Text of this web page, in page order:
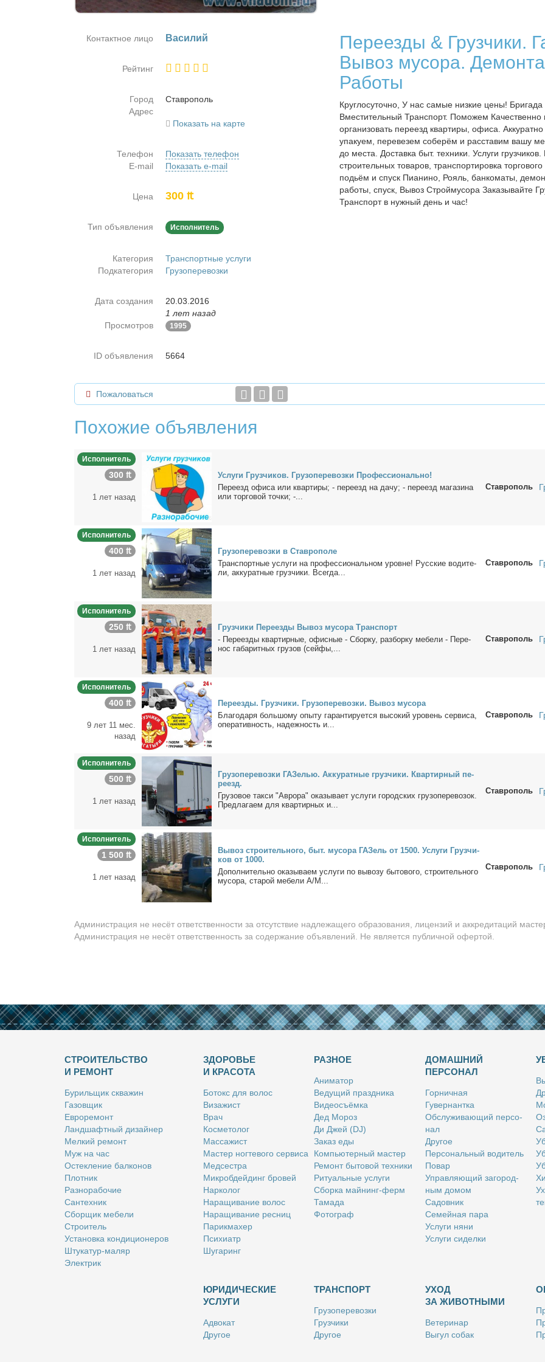
Переезды & Грузчики.
Вывоз мусора.
Работы
Круглосуточно, У нас самые низкие цены! Бригада
Вместительный Транспорт. Поможем Качественно
организовать переезд квартиры, офиса. Аккуратно
упакуем, перевезем соберём и расставим вашу
до места. Доставка быт. техники. Услуги грузчиков.
строительных товаров, транспортировка
подьём и спуск Пианино, Рояль, банкоматы,
работы, спуск, Вывоз Строймусора Заказывайте
Транспорт в нужный день и час!
Контактное лицо Ва­си­лий
Рейтинг
Город
Став­ро­поль
Адрес
Показать на карте
Телефон
Показать телефон
E-mail
Показать e-mail
Цена 300 ₶
Тип объявления Исполнитель
Категория
Транспортные услуги
Подкатегория
Грузоперевозки
Дата создания
20.03.2016
1 лет назад
Просмотров
1995
ID объявления 5664
Пожаловаться
Похожие объявления
Исполнитель
300 ₶
1 лет назад
Услу­ги Груз­чи­ков. Гру­зо­пе­ре­воз­ки Про­фес­сио­наль­но!
Пе­ре­езд офи­са или квар­ти­ры; - пе­ре­езд на да­чу; - пе­ре­езд ма­га­зи­на
или тор­го­вой точ­ки; -...
Ставрополь
Исполнитель
400 ₶
1 лет назад
Гру­зо­пе­ре­воз­ки в Став­ро­по­ле
Транс­порт­ные услу­ги на про­фес­сио­наль­ном уровне! Рус­ские во­ди­те­
ли, ак­ку­рат­ные груз­чи­ки. Все­гда...
Ставрополь
Исполнитель
250 ₶
1 лет назад
Груз­чи­ки Пе­ре­ез­ды Вы­воз му­со­ра Транс­порт
- Пе­ре­ез­ды квар­тир­ные, офис­ные - Сбор­ку, раз­бор­ку ме­бе­ли - Пе­ре­
нос га­ба­рит­ных гру­зов (сей­фы,...
Ставрополь
Исполнитель
400 ₶
9 лет 11 мес.
назад
Пе­ре­ез­ды. Груз­чи­ки. Гру­зо­пе­ре­воз­ки. Вы­воз му­со­ра
Бла­го­да­ря боль­шо­му опы­ту га­ран­ти­ру­ет­ся вы­со­кий уро­вень сер­ви­са,
опе­ра­тив­ность, на­деж­ность и...
Ставрополь
Исполнитель
500 ₶
1 лет назад
Гру­зо­пе­ре­воз­ки ГАЗелью. Ак­ку­рат­ные груз­чи­ки. Квар­тир­ный пе­
ре­езд.
Гру­зо­вое так­си "Ав­ро­ра" ока­зы­ва­ет услу­ги го­род­ских гру­зо­пе­ре­во­зок.
Пред­ла­га­ем для квар­тир­ных и...
Ставрополь
Исполнитель
1 500 ₶
1 лет назад
Вы­воз стро­и­тель­но­го, быт. му­со­ра ГАЗель от 1500. Услу­ги Груз­чи­
ков от 1000.
До­пол­ни­тель­но ока­зы­ва­ем услу­ги по вы­во­зу бы­то­во­го, стро­и­тель­но­го
му­со­ра, ста­рой ме­бе­ли А/М...
Ставрополь
Администрация не несёт ответственности за отсутствие надлежащего образования, лицензий и аккредитаций
Администрация не несёт ответственность за содержание объявлений. Не является публичной офертой.
СТРОИТЕЛЬСТВО
И РЕМОНТ
Бу­риль­щик сква­жин
Га­зов­щик
Ев­ро­ре­монт
Ланд­шафт­ный ди­зай­нер
Мел­кий ре­монт
Муж на час
Остек­ле­ние бал­ко­нов
Плот­ник
Раз­но­ра­бо­чие
Сан­тех­ник
Сбор­щик ме­бе­ли
Стро­и­тель
Уста­нов­ка кон­ди­ци­о­не­ров
Шту­ка­тур-ма­ляр
Элек­трик
ЗДОРОВЬЕ
И КРАСОТА
Бо­токс для во­лос
Ви­за­жист
Врач
Кос­ме­то­лог
Мас­са­жист
Ма­стер ног­те­во­го сер­ви­са
Мед­сест­ра
Мик­роб­дей­динг бро­вей
Нар­ко­лог
На­ра­щи­ва­ние во­лос
На­ра­щи­ва­ние рес­ниц
Па­рик­махер
Пси­хи­атр
Шу­га­ринг
РАЗНОЕ
Ани­ма­тор
Ве­ду­щий празд­ни­ка
Ви­део­съём­ка
Дед Мо­роз
Ди Джей (DJ)
За­каз еды
Ком­пью­тер­ный ма­стер
Ре­монт бы­то­вой тех­ни­ки
Ри­ту­аль­ные услу­ги
Сбор­ка май­нинг-ферм
Та­ма­да
Фо­то­граф
ДОМАШНИЙ
ПЕРСОНАЛ
Гор­нич­ная
Гу­вер­нант­ка
Об­слу­жи­ва­ю­щий пер­со­
нал
Дру­гое
Пер­со­наль­ный во­ди­тель
По­вар
Управ­ля­ю­щий за­го­род­
ным до­мом
Са­дов­ник
Се­мей­ная па­ра
Услу­ги ня­ни
Услу­ги си­дел­ки
ЮРИДИЧЕСКИЕ
УСЛУГИ
Адво­кат
Дру­гое
ТРАНСПОРТ
Гру­зо­пе­ре­воз­ки
Груз­чи­ки
Дру­гое
УХОД
ЗА ЖИВОТНЫМИ
Ве­те­ри­нар
Вы­гул со­бак